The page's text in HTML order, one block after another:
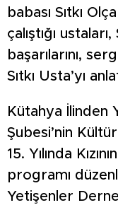
babası Sıtkı
çalıştığı
başarılarını,
Sıtkı Usta’yı
Kütahya İlinden
Şubesi’nin
15. Yılında
programı
Yetişenler